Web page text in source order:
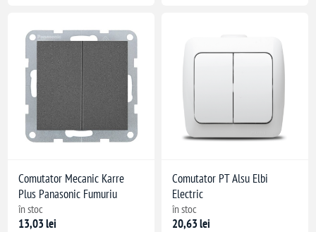
Comutator Mecanic Karre
Plus Panasonic Fumuriu
în stoc
13,03 lei
Comutator PT Alsu Elbi
Electric
în stoc
20,63 lei